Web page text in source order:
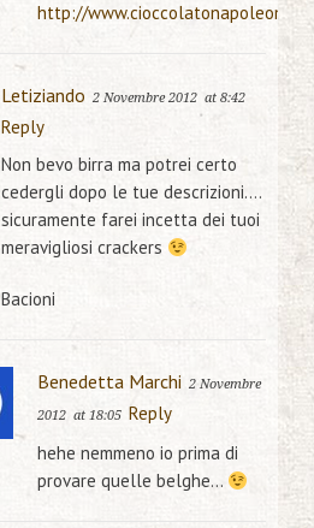
http://
Letiziando 2 Novembre 2012 at 8:42
Reply
Non bevo birra ma potrei certo
cedergli dopo le tue descrizioni….
sicuramente farei incetta dei tuoi
meravigliosi crackers
Bacioni
Benedetta Marchi 2 Novembre
2012 at 18:05 Reply
hehe nemmeno io prima di
provare quelle belghe…